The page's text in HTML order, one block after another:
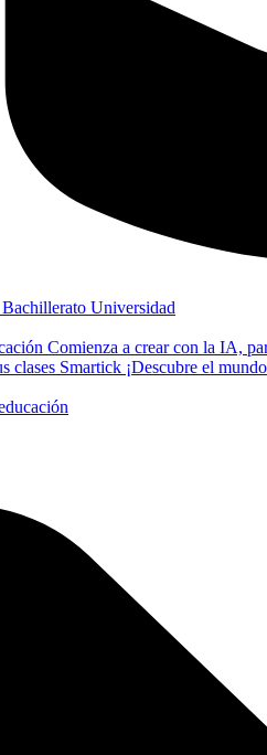
Bachillerato Universidad
Comienza a crear con la IA,
clases Smartick ¡Descubre el